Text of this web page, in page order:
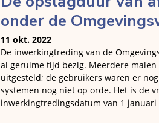
onder de
11 okt. 2022
De inwerkingtreding van de
al geruime tijd bezig. Meerdere
uitgesteld; de gebruikers waren er
systemen nog niet op orde. Het is de
inwerkingtredingsdatum van 1 januari